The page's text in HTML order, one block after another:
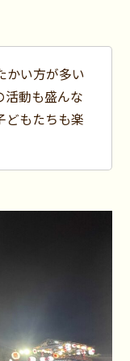
かい方が多い
活動も盛んな
どもたちも楽